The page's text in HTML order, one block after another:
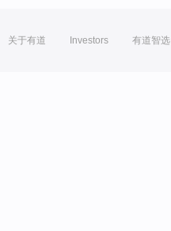
关于有道 Investors 有道智选